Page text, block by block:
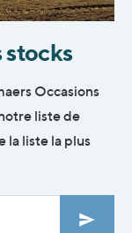
stocks
Occasions
liste de
la liste la plus